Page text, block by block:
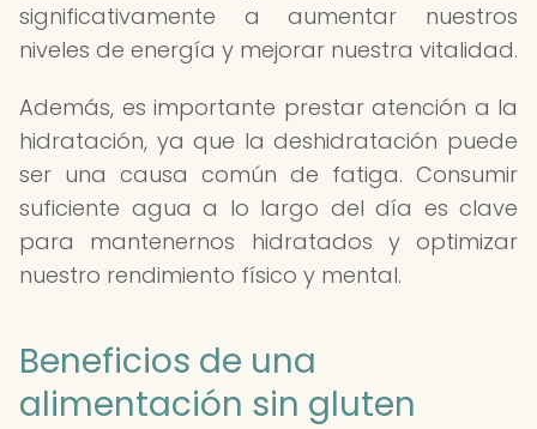
significativamente a aumentar nuestros
niveles de energía y mejorar nuestra vitalidad.
Además, es importante prestar atención a la
hidratación, ya que la deshidratación puede
ser una causa común de fatiga. Consumir
suficiente agua a lo largo del día es clave
para mantenernos hidratados y optimizar
nuestro rendimiento físico y mental.
Beneficios de una
alimentación sin gluten